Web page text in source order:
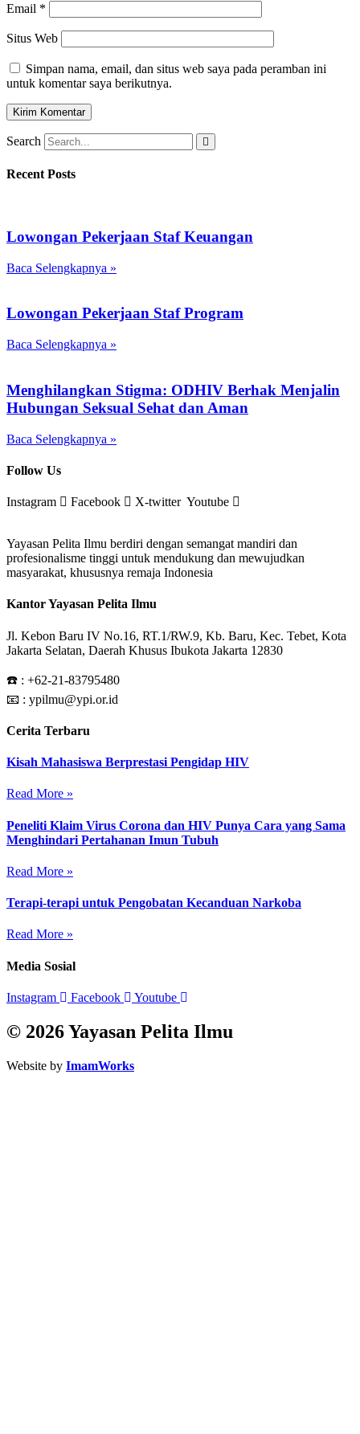
Email *
Situs Web
Simpan nama, email, dan situs web saya pada peramban ini
untuk komentar saya berikutnya.
Search
Recent Posts
Lowongan Pekerjaan Staf Keuangan
Baca Selengkapnya »
Lowongan Pekerjaan Staf Program
Baca Selengkapnya »
Menghilangkan Stigma: ODHIV Berhak Menjalin
Hubungan Seksual Sehat dan Aman
Baca Selengkapnya »
Follow Us
Instagram Facebook X-twitter Youtube
Yayasan Pelita Ilmu berdiri dengan semangat mandiri dan
profesionalisme tinggi untuk mendukung dan mewujudkan
masyarakat, khususnya remaja Indonesia
Kantor Yayasan Pelita Ilmu
Jl. Kebon Baru IV No.16, RT.1/RW.9, Kb. Baru, Kec. Tebet, Kota
Jakarta Selatan, Daerah Khusus Ibukota Jakarta 12830
☎️ : +62-21-83795480
📧 : ypilmu@ypi.or.id
Cerita Terbaru
Kisah Mahasiswa Berprestasi Pengidap HIV
Read More »
Peneliti Klaim Virus Corona dan HIV Punya Cara yang Sama
Menghindari Pertahanan Imun Tubuh
Read More »
Terapi-terapi untuk Pengobatan Kecanduan Narkoba
Read More »
Media Sosial
Instagram Facebook Youtube
© 2026 Yayasan Pelita Ilmu
Website by ImamWorks